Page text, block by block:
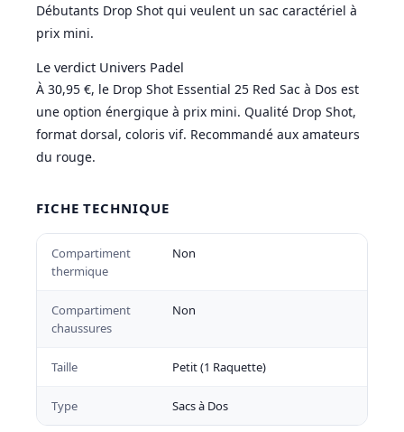
Débutants Drop Shot qui veulent un sac caractériel à
prix mini.
Le verdict Univers Padel
À 30,95 €, le Drop Shot Essential 25 Red Sac à Dos est
une option énergique à prix mini. Qualité Drop Shot,
format dorsal, coloris vif. Recommandé aux amateurs
du rouge.
FICHE TECHNIQUE
Compartiment
thermique
Non
Compartiment
chaussures
Non
Taille Petit (1 Raquette)
Type Sacs à Dos